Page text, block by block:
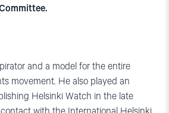
and a model for the entire
movement. He also played an
Helsinki Watch in the late